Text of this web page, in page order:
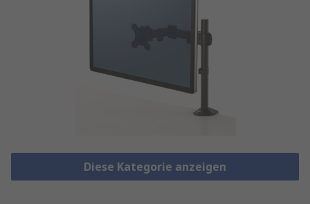
Diese Kategorie anzeigen